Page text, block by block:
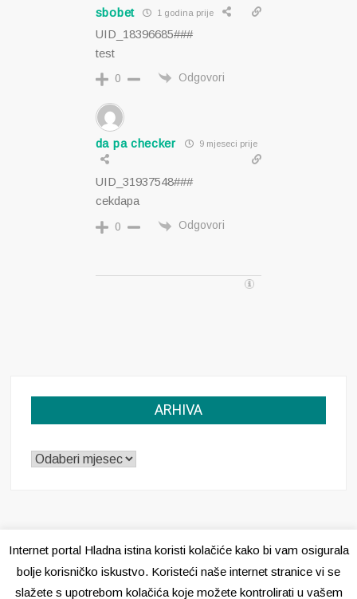
sbobet 1 godina prije
UID_18396685###
test
0 Odgovori
da pa checker 9 mjeseci prije
UID_31937548###
cekdapa
0 Odgovori
ARHIVA
ARHIVA
Pravila o kolačićima
Internet portal Hladna istina koristi kolačiće kako bi vam osigurala
bolje korisničko iskustvo. Koristeći naše internet stranice vi se
slažete s upotrebom kolačića koje možete kontrolirati u vašem